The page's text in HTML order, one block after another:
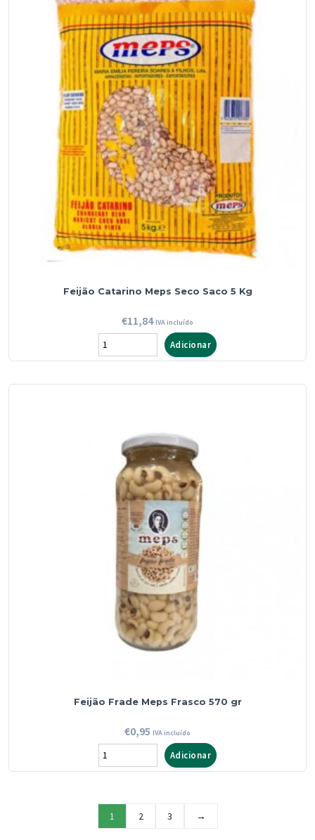
Meps
Seco
5
Kg
Feijão Catarino Meps Seco Saco 5 Kg
€11,84 IVA incluído
Quantidade
de
Adicionar
Feijão Frade Meps Frasco 570 gr
€0,95 IVA incluído
Quantidade
de
Meps
Adicionar
1 2 3 →